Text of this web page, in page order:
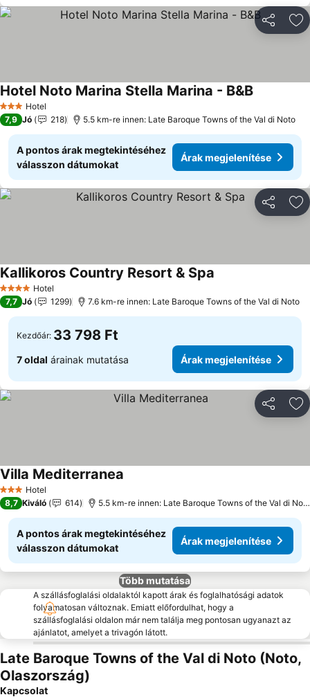
3 Kategória
Hotel
Hotel Noto Marina Stella Marina - B&B
7,9 Jó 218 5.5 km-re innen: Late Baroque Towns of the Val di Noto
A pontos árak megtekintéséhez
válasszon dátumokat
Árak megjelenítése
4 KategóriaHotel
Kallikoros Country Resort & Spa
7,7 Jó 1299 7.6 km-re innen: Late Baroque Towns of the Val di Noto
Kezdőár: 33 798 Ft
7 oldal árainak mutatása Árak megjelenítése
3 Kategória
Hotel
Villa Mediterranea
8,7 Kiváló 614 5.5 km-re innen: Late Baroque Towns of the Val di Noto
A pontos árak megtekintéséhez
válasszon dátumokat
Árak megjelenítése
Több mutatása
A szállásfoglalási oldalaktól kapott árak és foglalhatósági adatok
folyamatosan változnak. Emiatt előfordulhat, hogy a
szállásfoglalási oldalon már nem találja meg pontosan ugyanazt az
ajánlatot, amelyet a trivagón látott.
Late Baroque Towns of the Val di Noto (Noto,
Olaszország)
Kapcsolat